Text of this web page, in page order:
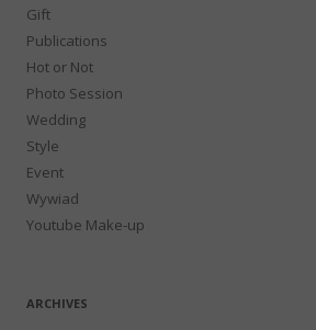
Gift
Publications
Hot or Not
Photo Session
Wedding
Style
Event
Wywiad
Youtube Make-up
ARCHIVES